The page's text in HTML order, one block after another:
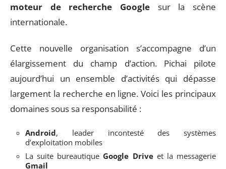
moteur de recherche Google sur la scène
internationale.
Cette nouvelle organisation s’accompagne d’un
élargissement du champ d’action. Pichai pilote
aujourd’hui un ensemble d’activités qui dépasse
largement la recherche en ligne. Voici les principaux
domaines sous sa responsabilité :
Android, leader incontesté des systèmes
d’exploitation mobiles
La suite bureautique Google Driveet la messagerie
Gmail